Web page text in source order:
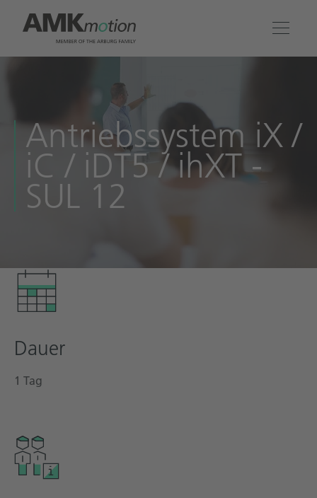
Lösungen
Engineering & Service
Unternehmen
Downloadcenter
Antriebssystem iX /
iC / iDT5 / ihXT -
SUL 12
Dauer
1 Tag